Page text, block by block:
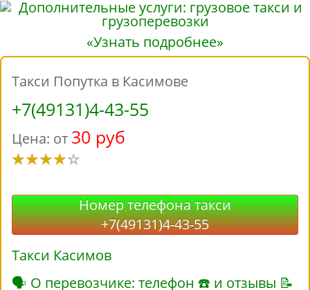
«Узнать подробнее»
Такси Попутка в Касимове
+7(49131)4-43-55
Цена: от 30 руб
Номер телефона такси
+7(49131)4-43-55
Такси Касимов
🗣 О перевозчике: телефон ☎ и отзывы 📝